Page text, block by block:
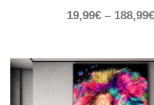
19,99€– 188,99€